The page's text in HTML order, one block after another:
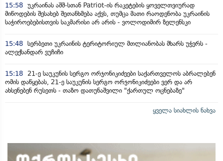
15:58 უკრაინას აშშ-სთან Patriot-ის რაკეტების ყოველთვიურად
მიწოდების შესახებ შეთანხმება აქვს, თუმცა მათი რაოდენობა უკრაინის
საჭიროებებისთვის საკმარისი არ არის - ვოლოდიმირ ზელენსკი
15:48 სერბეთი უკრაინის ტერიტორიულ მთლიანობას მხარს უჭერს -
ალექსანდარ ვუჩიჩი
15:18
21-ე საუკუნის სერგო ორჯონიკიძეები საქართველოს აბრალებენ
ომის დაწყებას, 21-ე საუკუნის სერგო ორჯონიკიძეები ვერ და არ
ახსენებენ რუსეთს - თაზო დათუნაშვილი "ქართულ ოცნებაზე"
ყველა სიახლის ნახვა